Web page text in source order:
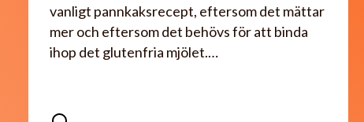
vanligt pannkaksrecept, eftersom det mättar
mer och eftersom det behövs för att binda
ihop det glutenfria mjölet.…